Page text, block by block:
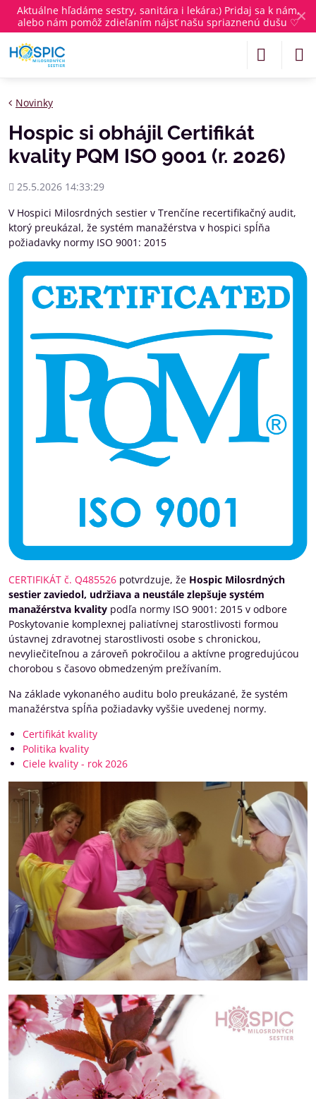
✕
Aktuálne hľadáme sestry, sanitára i lekára:) Pridaj sa k nám,
alebo nám pomôž zdieľaním nájsť našu spriaznenú dušu ♡
Novinky
Hospic si obhájil Certifikát
kvality PQM ISO 9001 (r. 2026)
Pridané
25.5.2026 14:33:29
V Hospici Milosrdných sestier v Trenčíne recertifikačný audit,
ktorý preukázal, že systém manažérstva v hospici spĺňa
požiadavky normy ISO 9001: 2015
CERTIFIKÁT č. Q485526 potvrdzuje, že Hospic Milosrdných
sestier zaviedol, udržiava a neustále zlepšuje systém
manažérstva kvality podľa normy ISO 9001: 2015 v odbore
Poskytovanie komplexnej paliatívnej starostlivosti formou
ústavnej zdravotnej starostlivosti osobe s chronickou,
nevyliečiteľnou a zároveň pokročilou a aktívne progredujúcou
chorobou s časovo obmedzeným prežívaním.
Na základe vykonaného auditu bolo preukázané, že systém
manažérstva spĺňa požiadavky vyššie uvedenej normy.
Certifikát kvality
Politika kvality
Ciele kvality - rok 2026